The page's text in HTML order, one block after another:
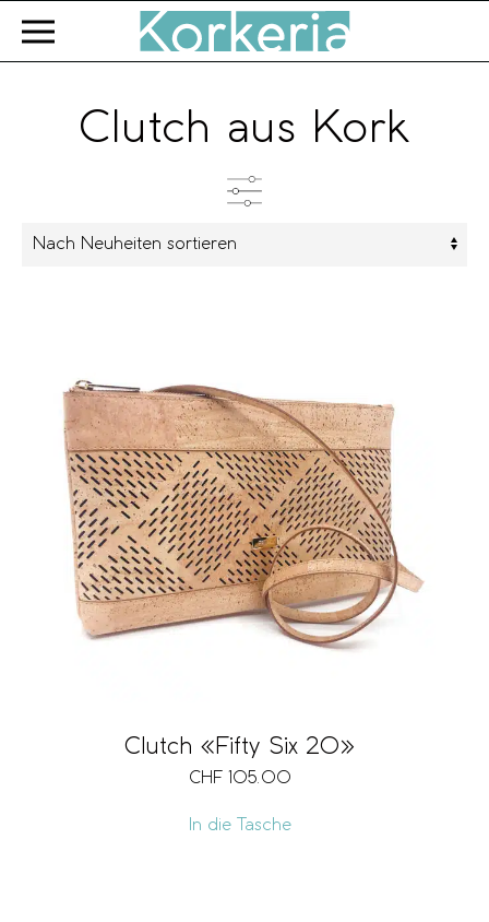
Zum Hauptinhalt springen
Clutch aus Kork
Kategorien
Marke
Verschlussart
Grösse
Clutch «Fifty Six 20»
CHF 105.00
In die Tasche